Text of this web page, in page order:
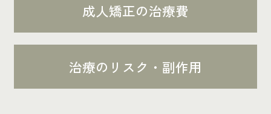
成人矯正の治療費
治療のリスク・副作用